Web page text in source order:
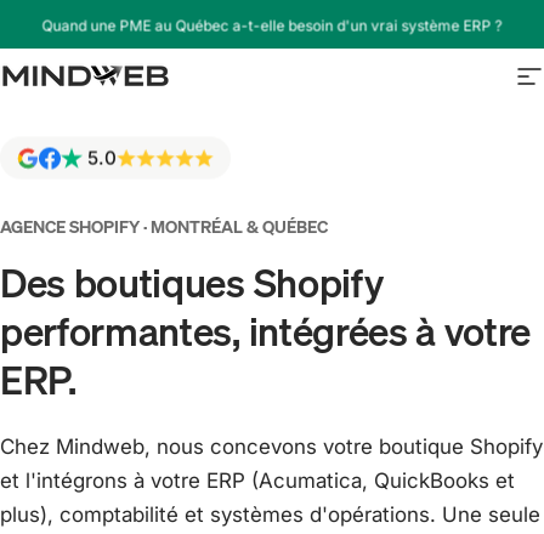
Un projet en tête ? Parlons-en — soumission gratuite →
Agence Mindweb Inc
5.0
AGENCE SHOPIFY · MONTRÉAL & QUÉBEC
Des boutiques Shopify
performantes, intégrées à votre
ERP.
Chez Mindweb, nous concevons votre boutique Shopify
et l'intégrons à votre ERP (Acumatica, QuickBooks et
plus), comptabilité et systèmes d'opérations. Une seule